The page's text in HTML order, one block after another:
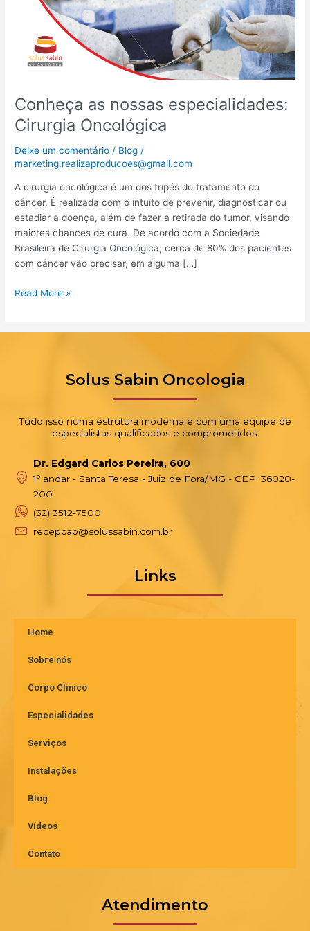
Conheça as nossas especialidades:
Cirurgia Oncológica
Deixe um comentário / Blog /
marketing.realizaproducoes@gmail.com
A cirurgia oncológica é um dos tripés do tratamento do
câncer. É realizada com o intuito de prevenir, diagnosticar ou
estadiar a doença, além de fazer a retirada do tumor, visando
maiores chances de cura. De acordo com a Sociedade
Brasileira de Cirurgia Oncológica, cerca de 80% dos pacientes
com câncer vão precisar, em alguma […]
Read More »
Solus Sabin Oncologia
Tudo isso numa estrutura moderna e com uma equipe de
especialistas qualificados e comprometidos.
Dr. Edgard Carlos Pereira, 600
1º andar - Santa Teresa - Juiz de Fora/MG - CEP: 36020-
200
(32) 3512-7500
recepcao@solussabin.com.br
Links
Home
Sobre nós
Corpo Clínico
Especialidades
Serviços
Instalações
Blog
Vídeos
Contato
Atendimento